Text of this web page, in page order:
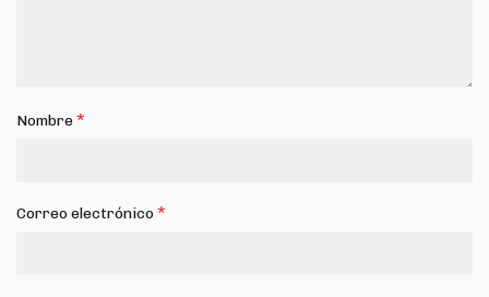
Nombre*
Correo electrónico*